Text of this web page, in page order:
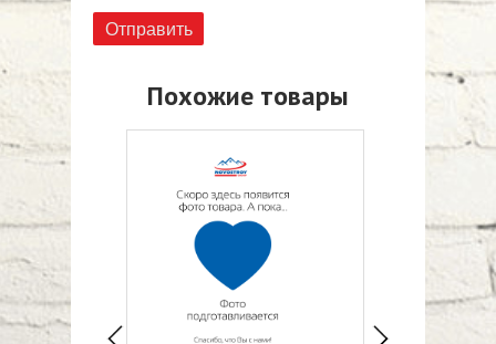
Похожие товары